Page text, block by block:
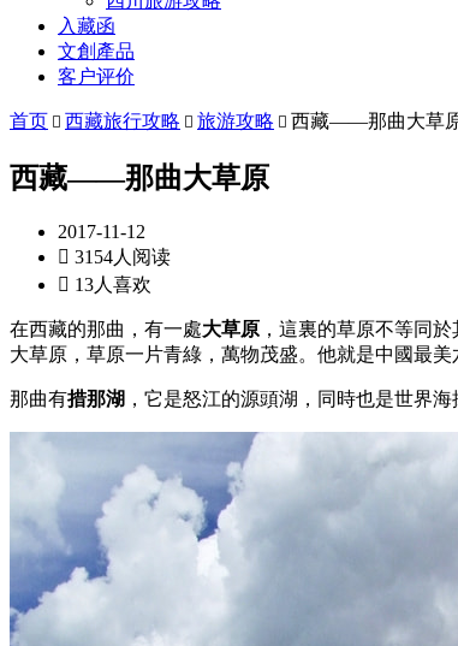
入藏函
文創產品
客户评价
首页  西藏旅行攻略  旅游攻略  西藏——那曲大草
西藏——那曲大草原
2017-11-12
 3154人阅读
 13人喜欢
在西藏的那曲，有一處大草原 ，這裏的草原不等同
大草原，草原一片青綠，萬物茂盛。他就是中國最美
那曲有措那湖 ，它是怒江的源頭湖，同時也是世界